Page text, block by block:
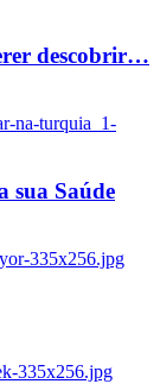
descobrir…
na-turquia_1-
sua Saúde
335x256.jpg
335x256.jpg